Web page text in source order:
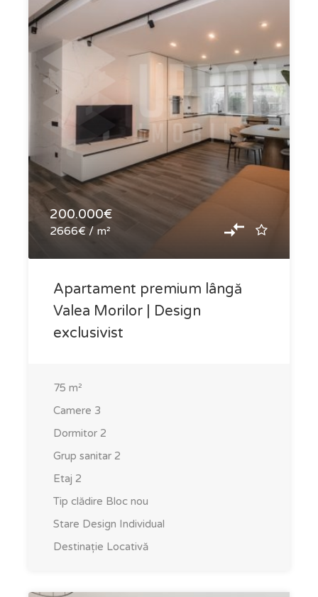
200.000€
2666€ / m²
Apartament premium lângă
Valea Morilor | Design
exclusivist
75 m²
Camere 3
Dormitor 2
Grup sanitar 2
Etaj 2
Tip clădire Bloc nou
Stare Design Individual
Destinație Locativă